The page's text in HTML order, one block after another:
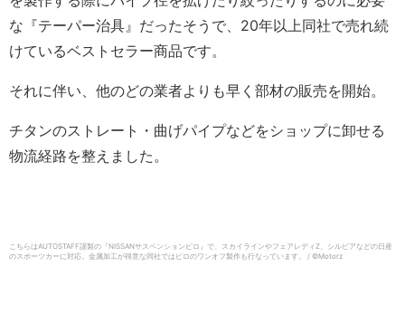
な『テーパー治具』だったそうで、20年以上同社で売れ続
けているベストセラー商品です。
それに伴い、他のどの業者よりも早く部材の販売を開始。
チタンのストレート・曲げパイプなどをショップに卸せる
物流経路を整えました。
こちらはAUTOSTAFF謹製の『NISSANサスペンションピロ』で、スカイラインやフェアレディZ、シルビアなどの日産
のスポーツカーに対応。金属加工が得意な同社ではピロのワンオフ製作も行なっています。 / ©︎Motorz